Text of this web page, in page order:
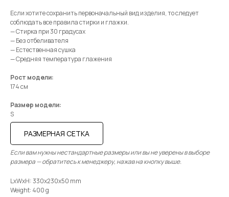
Если хотите сохранить первоначальный вид изделия, то следует
соблюдать все правила стирки и глажки.
— Стирка при 30 градусах
— Без отбеливателя
— Естественная сушка
— Средняя температура глажения
Рост модели:
174 см
Размер модели:
S
РАЗМЕРНАЯ СЕТКА
Если вам нужны нестандартные размеры или вы не уверены в выборе
размера — обратитесь к менеджеру, нажав на кнопку выше.
LxWxH: 330x230x50 mm
Weight: 400 g